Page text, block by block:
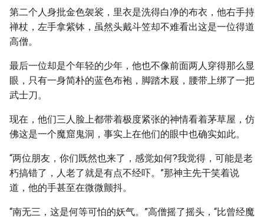
第二个人身批金色袈裟，里衣是洗得白净的布衣，他右手持
禅杖，左手拿紫钵，虽然头戴斗笠却不难看出这是一位得道
高僧。
最后一位却是个年轻的少年，他也不像前面两人穿得那么显
眼，只有一身简朴的蓝色布袍，脚踏木屐，腰带上绑了一把
武士刀。
现在，他们三人脸上都带着极度紧张的神情看着茅草屋，仿
佛这是一个魔窟鬼洞，事实上在他们的眼中也确实如此。
“两位朋友，你们既然也来了，感觉如何?我觉得，可能是老
朽搞错了，人老了就是有点不经吓。”那神主先干笑着说
道，他的手甚至在微微颤抖。
“南无三，这是何等可怕的妖气。”高僧摇了摇头，“比曾经魔